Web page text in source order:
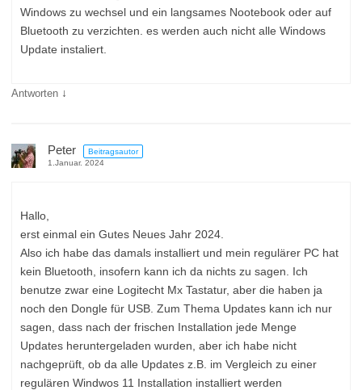
Windows zu wechsel und ein langsames Nootebook oder auf
Bluetooth zu verzichten. es werden auch nicht alle Windows
Update instaliert.
Antworten ↓
Peter
Beitragsautor
1.Januar. 2024
Hallo,
erst einmal ein Gutes Neues Jahr 2024.
Also ich habe das damals installiert und mein regulärer PC hat
kein Bluetooth, insofern kann ich da nichts zu sagen. Ich
benutze zwar eine Logitecht Mx Tastatur, aber die haben ja
noch den Dongle für USB. Zum Thema Updates kann ich nur
sagen, dass nach der frischen Installation jede Menge
Updates heruntergeladen wurden, aber ich habe nicht
nachgeprüft, ob da alle Updates z.B. im Vergleich zu einer
regulären Windwos 11 Installation installiert werden